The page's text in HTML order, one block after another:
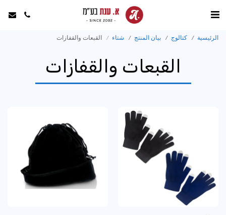
الرئيسية كتالوج بيان المنتج شتاء القبعات والقفازات
القبعات والقفازات